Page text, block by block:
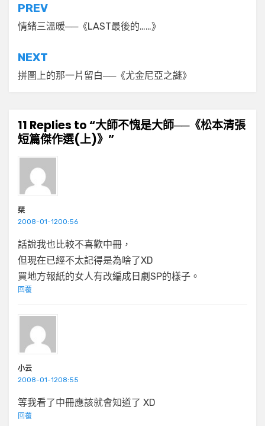
文
章
導
覽
PREV
情緒三溫暖──《LAST最後的……》
NEXT
拼圖上的那一片留白──《尤金尼亞之謎》
11 Replies to “大師不愧是大師──《松本清張
短篇傑作選(上)》”
栞
2008-01-1200:56
話說我也比較不喜歡中冊，
但現在已經不太記得是為啥了XD
買地方報紙的女人有改編成日劇SP的樣子。
回覆
小云
2008-01-1208:55
等我看了中冊應該就會知道了 XD
回覆